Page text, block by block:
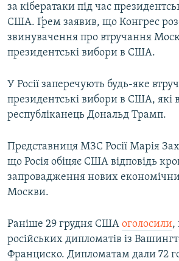
Усі сайти RFE/RL
за кібератаки під час
США. Ґрем заявив, що Конгрес
звинувачення про втручання
президентські вибори в США.
У Росії заперечують будь-яке
президентські вибори в США, які
республіканець Дональд Трамп.
Представниця МЗС Росії Марія
що Росія обіцяє США відповідь
запровадження нових
Москви.
Раніше 29 грудня США оголосили,
російських дипломатів із
Франциско. Дипломатам дали 72